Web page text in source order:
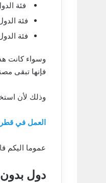
فئة
فئة
فئة
وسواء كانت
فإنها تبقى
وذلك لأن
العمل في
عموما اليكم
دول بدون